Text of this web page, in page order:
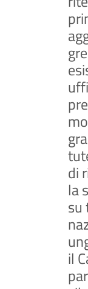
di
la
su
il